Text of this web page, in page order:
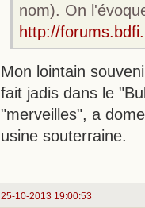
nom). On
http://
Mon lointain
fait jadis dans le
"merveilles", a
usine souterraine.
25-10-2013 19:00:53